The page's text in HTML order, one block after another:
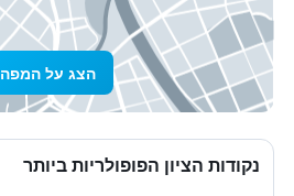
הצג על המפה
נקודות הציון הפופולריות ביותר